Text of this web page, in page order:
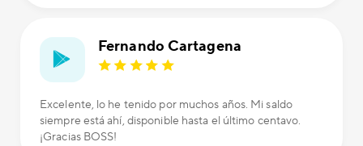
Fernando Cartagena
Excelente, lo he tenido por muchos años. Mi saldo
siempre está ahí, disponible hasta el último centavo.
¡Gracias BOSS!